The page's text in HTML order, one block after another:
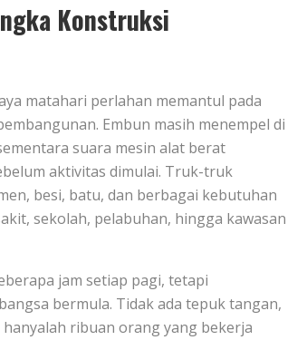
Konstruksi
matahari perlahan memantul pada
Embun masih menempel di
suara mesin alat berat
aktivitas dimulai. Truk-truk
besi, batu, dan berbagai kebutuhan
sekolah, pelabuhan, hingga kawasan
jam setiap pagi, tetapi
bermula. Tidak ada tepuk tangan,
ribuan orang yang bekerja